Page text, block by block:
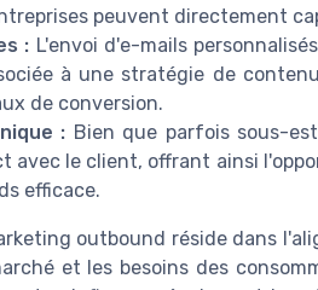
peuvent directement
: L'envoi d'e-mails
à une stratégie de
de conversion.
: Bien que parfois sous-
avec le client, offrant ainsi
efficace.
outbound réside dans
et les besoins des